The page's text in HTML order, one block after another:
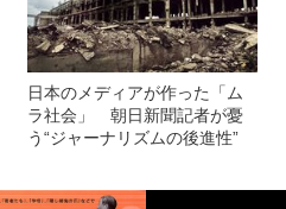
日本のメディアが作った「ム
ラ社会」 朝日新聞記者が憂
う“ジャーナリズムの後進性”